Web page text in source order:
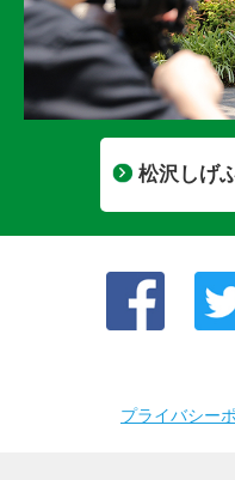
松沢しげ
プライバシー